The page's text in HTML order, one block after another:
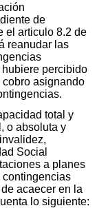
de
el articulo 8.2 de
reanudar las
percibido
asignando
total y
o absoluta y
Social
a planes
contingencias
acaecer en la
lo siguiente: